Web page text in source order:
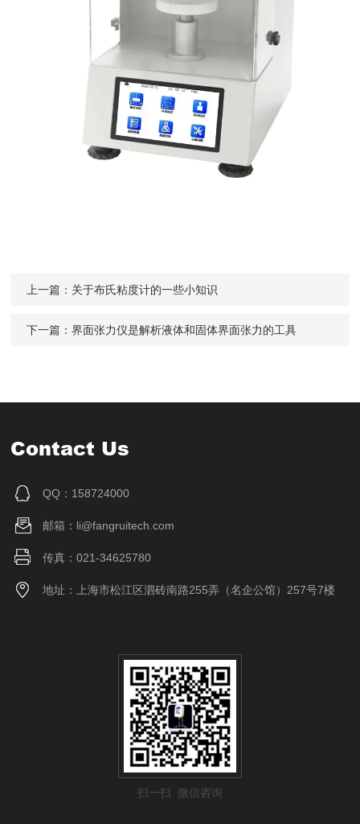
上一篇： 关于布氏粘度计的一些小知识
下一篇：界面张力仪是解析液体和固体界面张力的工具
Contact Us
QQ：158724000
邮箱：li@fangruitech.com
传真：021-34625780
地址：上海市松江区泗砖南路255弄（名企公馆）257号7楼
扫一扫 微信咨询